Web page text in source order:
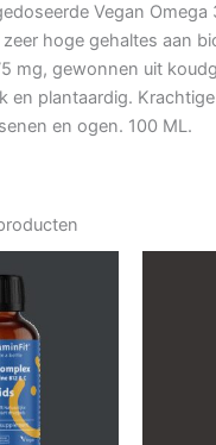
Vegan Omega
hoge gehaltes aan
mg, gewonnen uit
en plantaardig.
en ogen. 100 ML.